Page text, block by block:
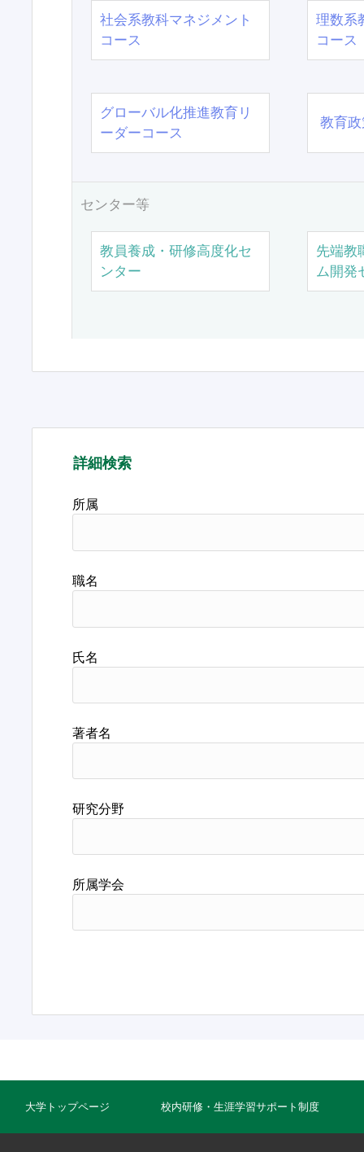
社会系教科マネジメント
コース
理数系
コース
グローバル化推進教育リ
ーダーコース
教育
センター等
教員養成・研修高度化セ
ンター
先端教
ム開発
詳細検索
所属
職名
氏名
著者名
研究分野
所属学会
大学トップページ 校内研修・生涯学習サポート制度